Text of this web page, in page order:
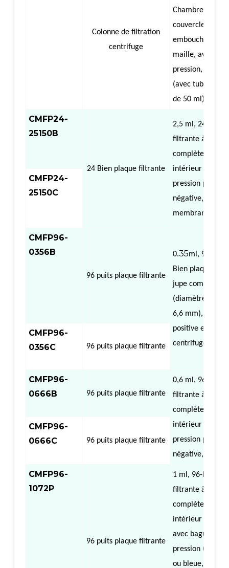
Colonne de filtration
centrifuge
Chambre à air
couvercle,
embouchure
maille, avec
pression,
(avec tube
de 50 ml)
CMFP24-
25150B
24 Bien plaque filtrante
2,5 ml, 24
filtrante à jupe
complète
intérieur 15,0
pression
négative,
membrane
CMFP24-
25150C
CMFP96-
0356B
96 puits plaque filtrante
0.35ml, 96
Bien plaque
jupe complète
(diamètre
6,6 mm),
positive et
centrifuge
CMFP96-
0356C
96 puits plaque filtrante
CMFP96-
0666B
96 puits plaque filtrante
0,6 ml, 96
filtrante à jupe
complète
intérieur 6,6
pression
négative,
CMFP96-
0666C
96 puits plaque filtrante
CMFP96-
1072P
96 puits plaque filtrante
1 ml, 96-Bien
filtrante à jupe
complète
intérieur 7,2
avec bague de
pression
ou bleue, verte,